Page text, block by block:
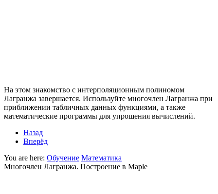
На этом знакомство с интерполяционным полиномом
Лагранжа завершается. Используйте многочлен Лагранжа при
приближении табличных данных функциями, а также
математические программы для упрощения вычислений.
Назад
Вперёд
You are here: Обучение Математика
Многочлен Лагранжа. Построение в Maple